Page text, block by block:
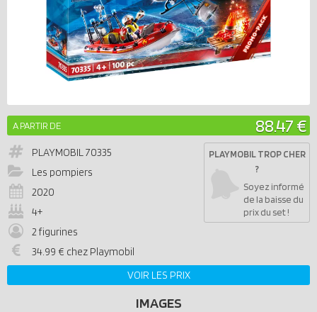
A PARTIR DE 88.47 €
PLAYMOBIL70335
Les pompiers
2020
4+
2 figurines
34.99 € chez Playmobil
PLAYMOBIL TROP CHER
?
Soyez informé
de la baisse du
prix du set !
VOIR LES PRIX
IMAGES